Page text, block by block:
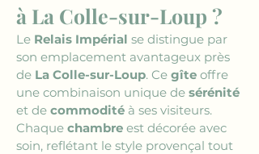
à La Colle-sur-Loup ?
Le Relais Impérial se distingue par
son emplacement avantageux près
de La Colle-sur-Loup. Ce gîte offre
une combinaison unique de sérénité
et de commodité à ses visiteurs.
Chaque chambre est décorée avec
soin, reflétant le style provençal tout